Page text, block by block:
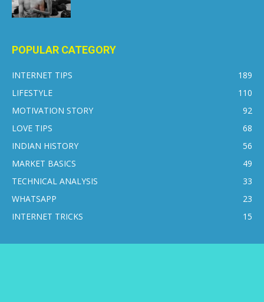
POPULAR CATEGORY
INTERNET TIPS
189
LIFESTYLE
110
MOTIVATION STORY
92
LOVE TIPS
68
INDIAN HISTORY
56
MARKET BASICS
49
TECHNICAL ANALYSIS
33
WHATSAPP
23
INTERNET TRICKS
15